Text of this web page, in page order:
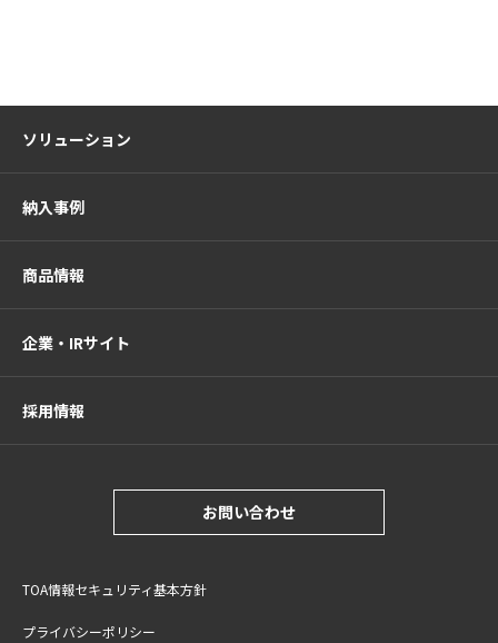
ソリューション
納入事例
商品情報
企業・IRサイト
採用情報
お問い合わせ
TOA情報セキュリティ基本方針
プライバシーポリシー